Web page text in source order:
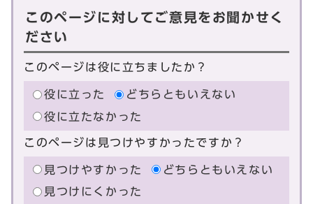
このページに対してご意見をお聞かせく
ださい
このページは役に立ちましたか？
役に立った
どちらともいえない
役に立たなかった
このページは見つけやすかったですか？
見つけやすかった
どちらともいえない
見つけにくかった